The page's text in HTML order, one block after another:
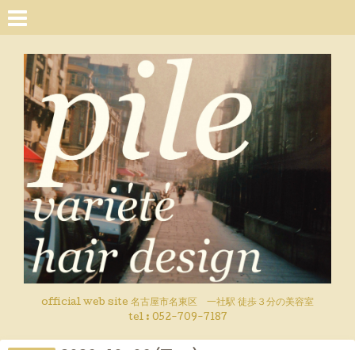
official web site 名古屋市名東区 一社駅 徒歩３分の美容室
tel : 052-709-7187